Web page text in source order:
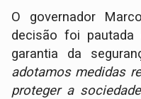
O governador
decisão foi
garantia da
adotamos medidas
proteger a